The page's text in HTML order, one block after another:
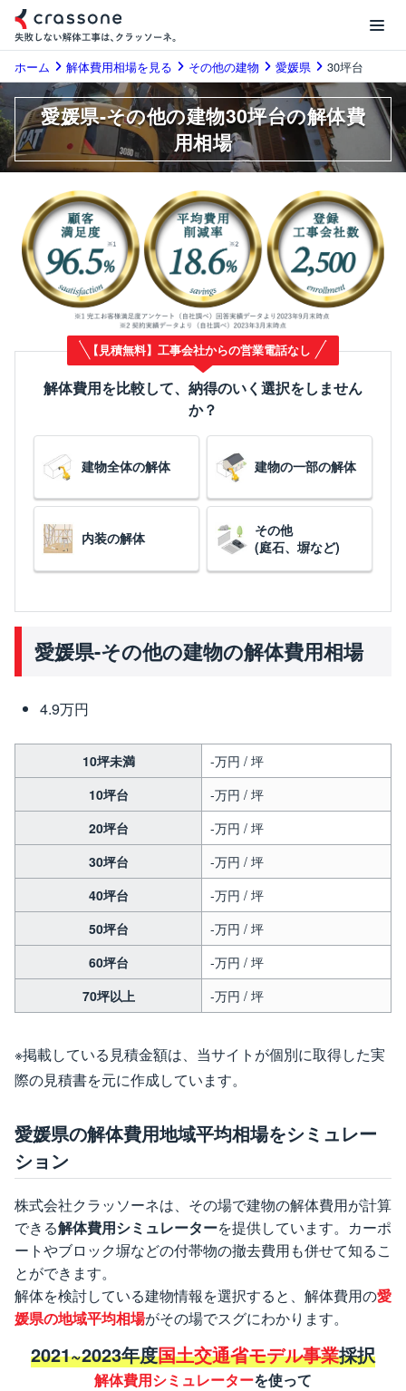
ホーム 解体費用相場を見る その他の建物 愛媛県 30坪台
愛媛県-その他の建物30坪台の解体費
用相場
【見積無料】工事会社からの営業電話なし
解体費用を比較して、納得のいく選択をしません
か？
建物全体の解体 建物の一部の解体
内装の解体
その他
(庭石、塀など)
愛媛県-その他の建物の解体費用相場
4.9万円
10坪未満
-万円 / 坪
10坪台
-万円 / 坪
20坪台
-万円 / 坪
30坪台
-万円 / 坪
40坪台
-万円 / 坪
50坪台
-万円 / 坪
60坪台
-万円 / 坪
70坪以上
-万円 / 坪
※掲載している見積金額は、当サイトが個別に取得した実
際の見積書を元に作成しています。
愛媛県の解体費用地域平均相場をシミュレー
ション
株式会社クラッソーネは、その場で建物の解体費用が計算
できる解体費用シミュレーターを提供しています。カーポ
ートやブロック塀などの付帯物の撤去費用も併せて知るこ
とができます。
解体を検討している建物情報を選択すると、解体費用の愛
媛県の地域平均相場がその場でスグにわかります。
2021~2023年度国土交通省モデル事業採択
解体費用シミュレーターを使って